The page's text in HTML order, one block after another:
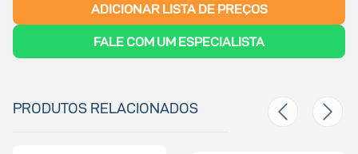
ADICIONAR LISTA DE PREÇOS
FALE COM UM ESPECIALISTA
PRODUTOS RELACIONADOS